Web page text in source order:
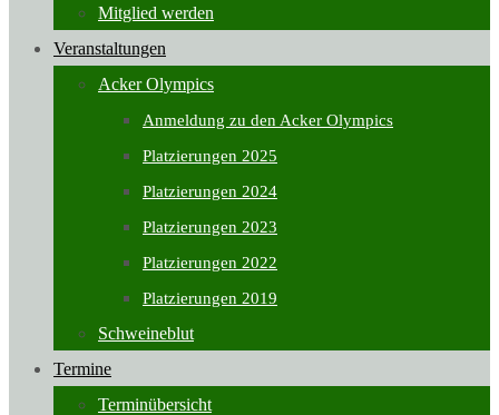
Mitglied werden
Veranstaltungen
Acker Olympics
Anmeldung zu den Acker Olympics
Platzierungen 2025
Platzierungen 2024
Platzierungen 2023
Platzierungen 2022
Platzierungen 2019
Schweineblut
Termine
Terminübersicht